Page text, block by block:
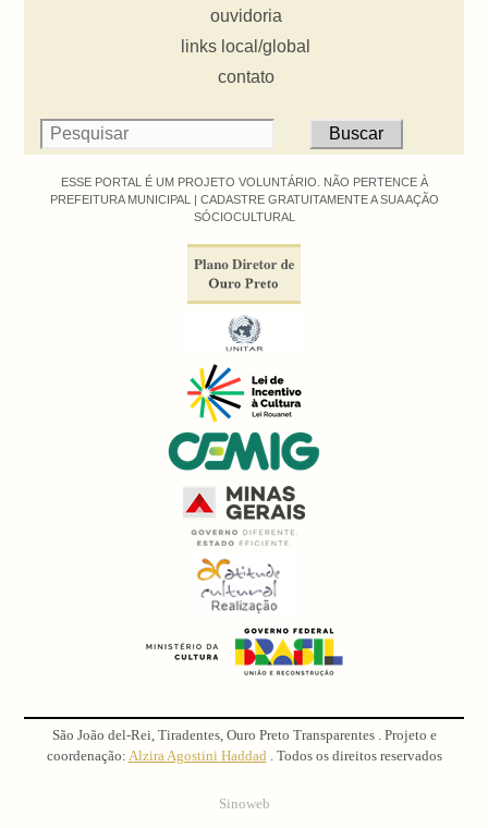
ouvidoria
links local/global
contato
ESSE PORTAL É UM PROJETO VOLUNTÁRIO. NÃO PERTENCE À
PREFEITURA MUNICIPAL | CADASTRE GRATUITAMENTE A SUA AÇÃO
SÓCIOCULTURAL
São João del-Rei, Tiradentes, Ouro Preto Transparentes . Projeto e
coordenação: Alzira Agostini Haddad . Todos os direitos reservados
Sinoweb